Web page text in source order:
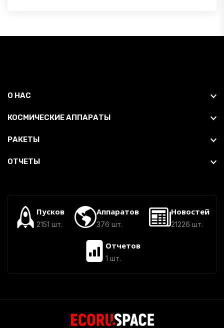
О НАС
КОСМИЧЕСКИЕ АППАРАТЫ
РАКЕТЫ
ОТЧЕТЫ
Пусков
2151 шт.
Аппаратов
376 шт.
Новостей
21226 шт.
Отчетов
1 шт.